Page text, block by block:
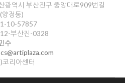
광역시 부산진구 중앙대로909번길
양정동)
10-57857
부산진-0328
수
cs@artiplaza.com
코리아센터